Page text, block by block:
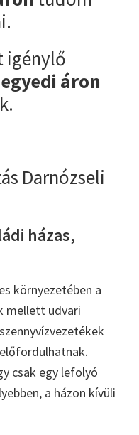
igénylő
egyedi áron
Darnózseli
házas,
környezetében a
mellett udvari
csak egy lefolyó
a házon kívüli